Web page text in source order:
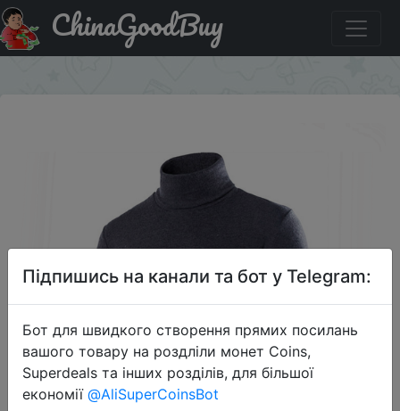
Знижка на Zogaa мужская водолазка
ChinaGoodBuy
Підпишись на канали та бот у Telegram:
Бот для швидкого створення прямих посилань
вашого товару на роздліли монет Coins,
Superdeals та інших розділів, для більшої
економії @AliSuperCoinsBot